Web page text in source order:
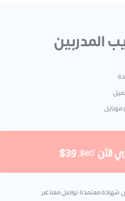
المدربين
موبايل
الآن $80
$39
شهادة معتمدة تواصل معنا عبر